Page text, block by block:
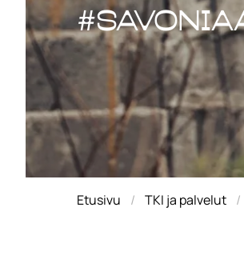
Etusivu TKI ja palvelut